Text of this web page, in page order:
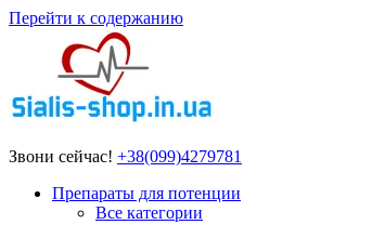
Перейти к содержанию
Звони сейчас! +38(099)4279781
Препараты для потенции
Все категории